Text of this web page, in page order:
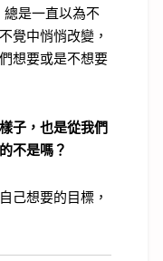
總是一直以為不
覺中悄悄改變，
想要或是不想要
子，也是從我們
不是嗎？
己想要的目標，